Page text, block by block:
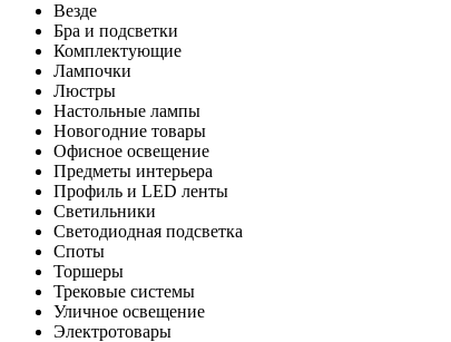
Везде
Бра и подсветки
Комплектующие
Лампочки
Люстры
Настольные лампы
Новогодние товары
Офисное освещение
Предметы интерьера
Профиль и LED ленты
Светильники
Светодиодная подсветка
Споты
Торшеры
Трековые системы
Уличное освещение
Электротовары